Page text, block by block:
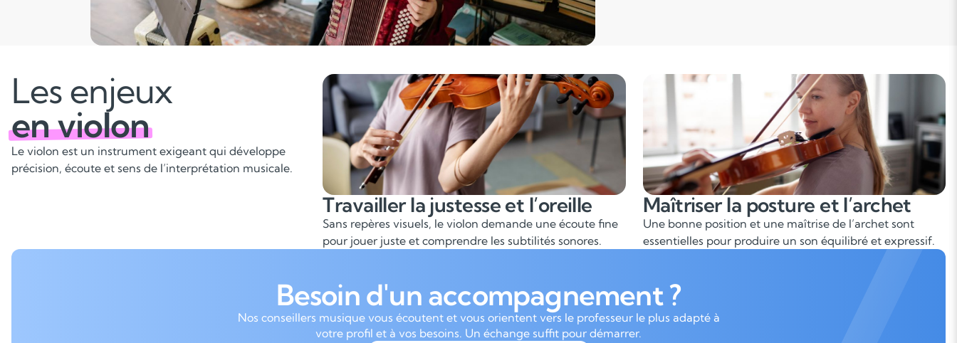
Les enjeux
en violon
Le violon est un instrument exigeant qui développe
précision, écoute et sens de l’interprétation musicale.
Travailler la justesse et l’oreille
Sans repères visuels, le violon demande une écoute fine
pour jouer juste et comprendre les subtilités sonores.
Maîtriser la posture et l’archet
Une bonne position et une maîtrise de l’archet sont
essentielles pour produire un son équilibré et expressif.
Besoin d'un accompagnement ?
Nos conseillers musique vous écoutent et vous orientent vers le professeur le plus adapté à
votre profil et à vos besoins. Un échange suffit pour démarrer.